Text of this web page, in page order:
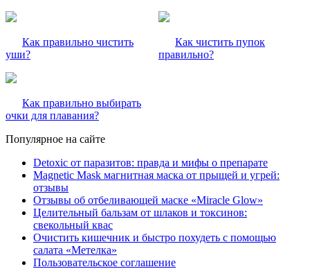
Как правильно чистить
уши?
Как чистить пупок
правильно?
Как правильно выбирать
очки для плавания?
Популярное на сайте
Detoxic от паразитов: правда и мифы о препарате
Magnetic Mask магнитная маска от прыщей и угрей:
отзывы
Отзывы об отбеливающей маске «Miracle Glow»
Целительный бальзам от шлаков и токсинов:
свекольный квас
Очистить кишечник и быстро похудеть с помощью
салата «Метелка»
Пользовательское соглашение